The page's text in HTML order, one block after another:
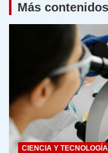
Más
CIENCIA Y TECNOLOGÍA